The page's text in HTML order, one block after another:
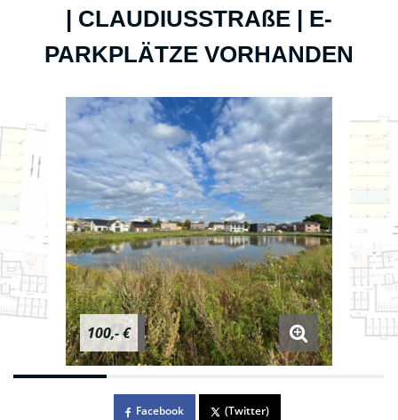
| CLAUDIUSSTRAßE | E-
PARKPLÄTZE VORHANDEN
100,- €
Facebook (Twitter)